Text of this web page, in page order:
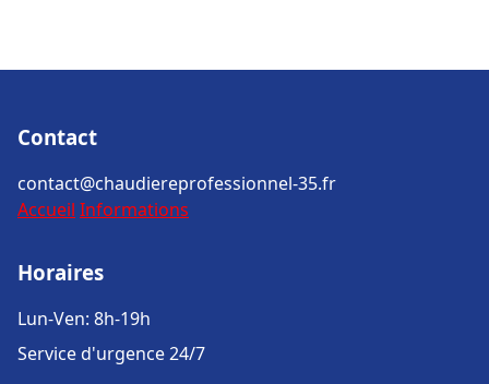
Contact
contact@chaudiereprofessionnel-35.fr
Accueil Informations
Horaires
Lun-Ven: 8h-19h
Service d'urgence 24/7